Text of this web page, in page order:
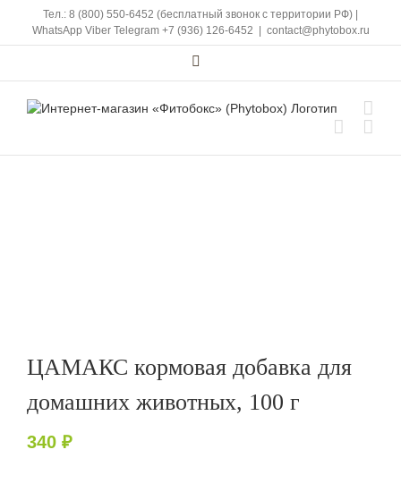
content
Тел.: 8 (800) 550-6452 (бесплатный звонок с территории РФ)
WhatsApp Viber Telegram +7 (936) 126-6452 contact@phytobox.ru
ЦАМАКС кормовая добавка для
домашних животных, 100 г
340 ₽